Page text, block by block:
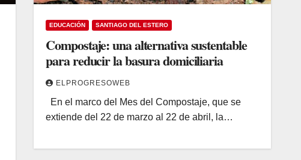
EDUCACIÓN SANTIAGO DEL ESTERO
Compostaje: una alternativa sustentable
para reducir la basura domiciliaria
ELPROGRESOWEB
En el marco del Mes del Compostaje, que se
extiende del 22 de marzo al 22 de abril, la…